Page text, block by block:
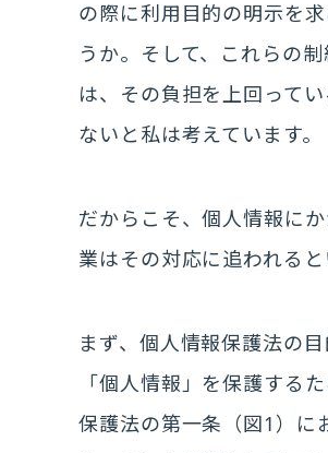
の際に利用目的の明示を
うか。そして、これらの
は、その負担を上回って
ないと私は考えています。
だからこそ、個人情報に
業はその対応に追われる
まず、個人情報保護法の
「個人情報」を保護する
保護法の第一条（図1）に